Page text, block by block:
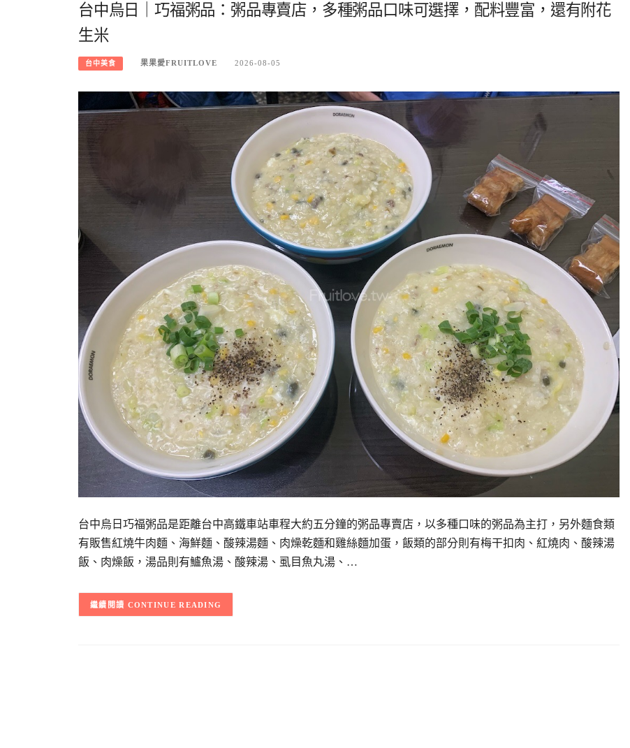
台中烏日｜巧福粥品：粥品專賣店，多種粥品口味可選擇，配料豐富，還有附花
生米
台中美食 果果愛FRUITLOVE 2026-08-05
台中烏日巧福粥品是距離台中高鐵車站車程大約五分鐘的粥品專賣店，以多種口味的粥品為主打，另外麵食類
有販售紅燒牛肉麵、海鮮麵、酸辣湯麵、肉燥乾麵和雞絲麵加蛋，飯類的部分則有梅干扣肉、紅燒肉、酸辣湯
飯、肉燥飯，湯品則有鱸魚湯、酸辣湯、虱目魚丸湯、…
CONTINUE READING